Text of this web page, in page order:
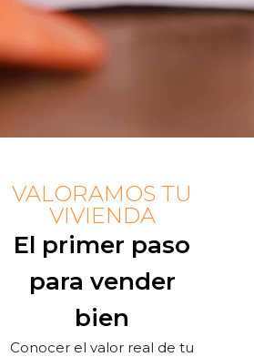
VALORAMOS TU
VIVIENDA
El primer paso
para vender
bien
Conocer el valor real de tu